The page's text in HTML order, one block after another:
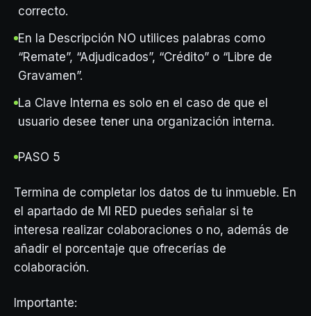
correcto.
En la Descripción NO utilices palabras como
“Remate”, “Adjudicados”, “Crédito” o “Libre de
Gravamen”.
La Clave Interna es solo en el caso de que el
usuario desee tener una organización interna.
PASO 5
Termina de completar los datos de tu inmueble. En
el apartado de MI RED puedes señalar si te
interesa realizar colaboraciones o no, además de
añadir el porcentaje que ofrecerías de
colaboración.
Importante: